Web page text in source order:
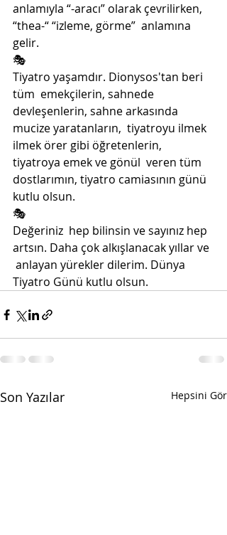
anlamıyla “-aracı” olarak çevrilirken,
“thea-“ “izleme, görme”  anlamına
gelir.
🎭
Tiyatro yaşamdır. Dionysos'tan beri
tüm  emekçilerin, sahnede
devleşenlerin, sahne arkasında
mucize yaratanların,  tiyatroyu ilmek
ilmek örer gibi öğretenlerin,
tiyatroya emek ve gönül  veren tüm
dostlarımın, tiyatro camiasının günü
kutlu olsun.
🎭
Değeriniz  hep bilinsin ve sayınız hep
artsın. Daha çok alkışlanacak yıllar ve
anlayan yürekler dilerim. Dünya
Tiyatro Günü kutlu olsun.
Son Yazılar Hepsini Gör